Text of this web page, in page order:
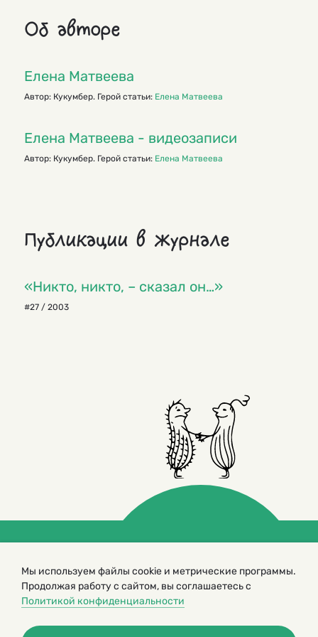
Об авторе
Елена Матвеева
Автор: Кукумбер. Герой статьи: Елена Матвеева
Елена Матвеева - видеозаписи
Автор: Кукумбер. Герой статьи: Елена Матвеева
Публикации в журнале
«Никто, никто, – сказал он…»
#27 / 2003
журнал для детей
Копирование материалов возможно только с разрешения редакторов
сайта
Мы используем файлы cookie и метрические программы.
Продолжая работу с сайтом, вы соглашаетесь с
Политикой конфиденциальности